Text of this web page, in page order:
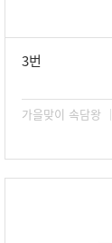
3번
가을맞이 속담왕